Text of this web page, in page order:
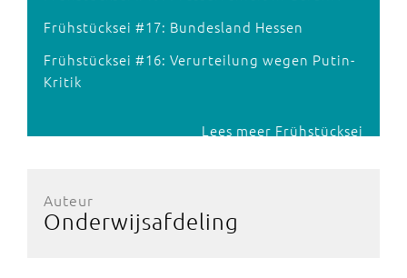
Frühstücksei #17: Bundesland Hessen
Frühstücksei #16: Verurteilung wegen Putin-
Kritik
Lees meer Frühstücksei
Auteur
Onderwijsafdeling